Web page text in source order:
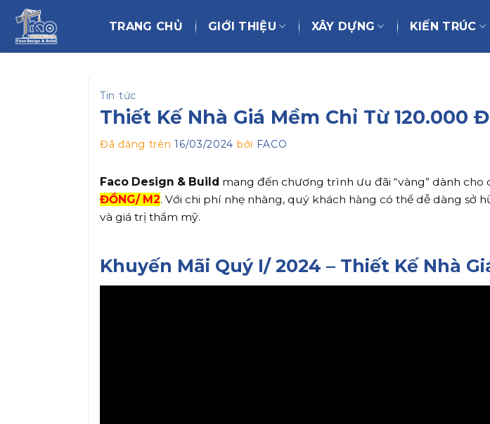
Chuyển
đến
nội
TRANG CHỦ GIỚI THIỆU XÂY DỰNG KIẾN TRÚC
Tin tức
Thiết Kế Nhà Giá Mềm Chỉ Từ 120.000
Đã đăng trên16/03/2024 bởi FACO
Faco Design & Build mang đến chương trình ưu đãi “vàng” dành cho
ĐỒNG/ M2. Với chi phí nhẹ nhàng, quý khách hàng có thể dễ dàng sở
và giá trị thẩm mỹ.
Khuyến Mãi Quý I/ 2024 – Thiết Kế Nhà